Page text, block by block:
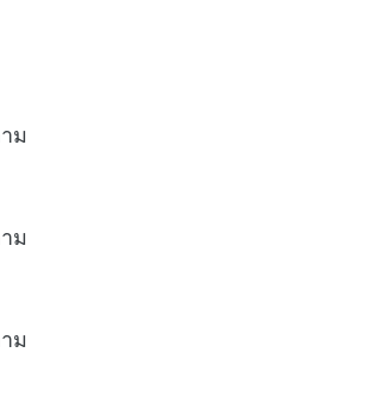
ม
ม
ม